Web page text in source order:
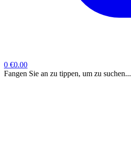
0 €0.00
Fangen Sie an zu tippen, um zu suchen...